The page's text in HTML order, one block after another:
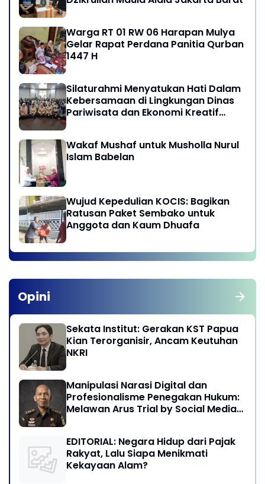
Warga RT 01 RW 06 Harapan Mulya
Gelar Rapat Perdana Panitia Qurban
1447 H
Silaturahmi Menyatukan Hati Dalam
Kebersamaan di Lingkungan Dinas
Pariwisata dan Ekonomi Kreatif
Wakaf Mushaf untuk Musholla Nurul
Islam Babelan
Wujud Kepedulian KOCIS: Bagikan
Ratusan Paket Sembako untuk
Anggota dan Kaum Dhuafa
Opini
Sekata Institut: Gerakan KST Papua
Kian Terorganisir, Ancam Keutuhan
NKRI
Manipulasi Narasi Digital dan
Profesionalisme Penegakan Hukum:
Melawan Arus Trial by Social Media
EDITORIAL: Negara Hidup dari Pajak
Rakyat, Lalu Siapa Menikmati
Kekayaan Alam?